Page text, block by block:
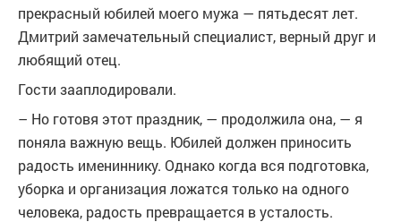
прекрасный юбилей моего мужа — пятьдесят лет.
Дмитрий замечательный специалист, верный друг и
любящий отец.
Гости зааплодировали.
– Но готовя этот праздник, — продолжила она, — я
поняла важную вещь. Юбилей должен приносить
радость имениннику. Однако когда вся подготовка,
уборка и организация ложатся только на одного
человека, радость превращается в усталость.